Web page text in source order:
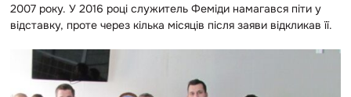
2007 року. У 2016 році служитель Феміди намагався піти у
відставку, проте через кілька місяців після заяви відкликав її.